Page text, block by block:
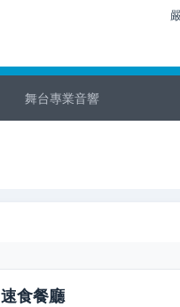
舞台專業音響
速食餐廳